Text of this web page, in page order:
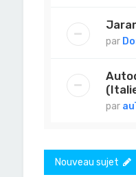
par
par
Nouveau sujet